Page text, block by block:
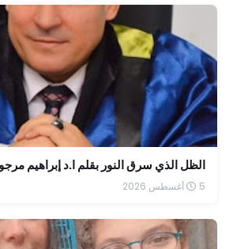
الظل الذي سرق النور بقلم ا.د إبراهيم مرجونة
5 أغسطس 2026